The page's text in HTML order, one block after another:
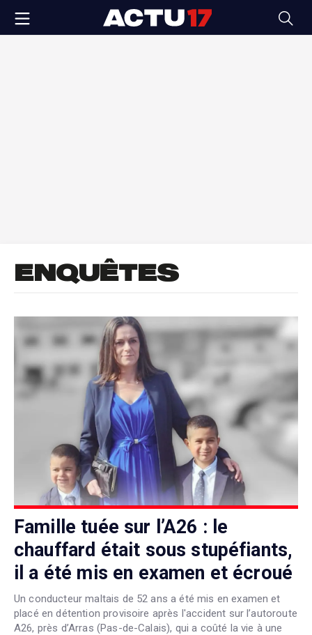
ENQUÊTES
Famille tuée sur l’A26 : le
chauffard était sous stupéfiants,
il a été mis en examen et écroué
Un conducteur maltais de 52 ans a été mis en examen et
placé en détention provisoire après l'accident sur l’autoroute
A26, près d’Arras (Pas-de-Calais), qui a coûté la vie à une